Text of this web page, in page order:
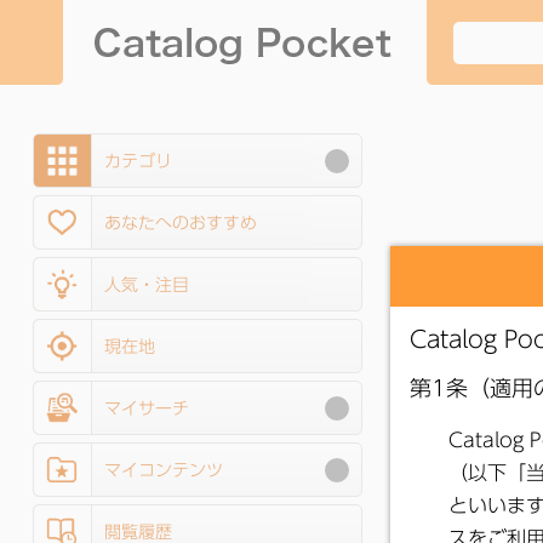
カテゴリ
あなたへのおすすめ
人気・注目
現在地
マイサーチ
マイコンテンツ
閲覧履歴